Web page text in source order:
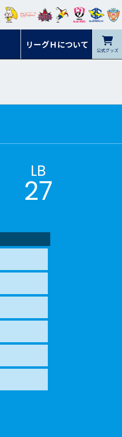
リーグＨについて 公式グッズ
オレ
ット
ツ
フォ
ーレ
岡山
イプ
ルレ
ッズ
シラ トピ
ンデ
ィー
クヤ
鹿児
島
LB
27